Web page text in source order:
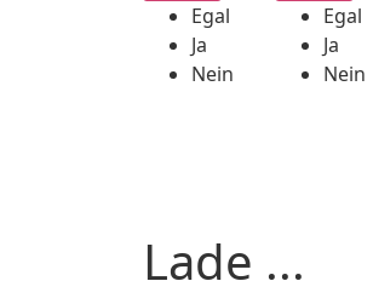
Egal
Ja
Nein
Egal
Ja
Nein
Lade ...